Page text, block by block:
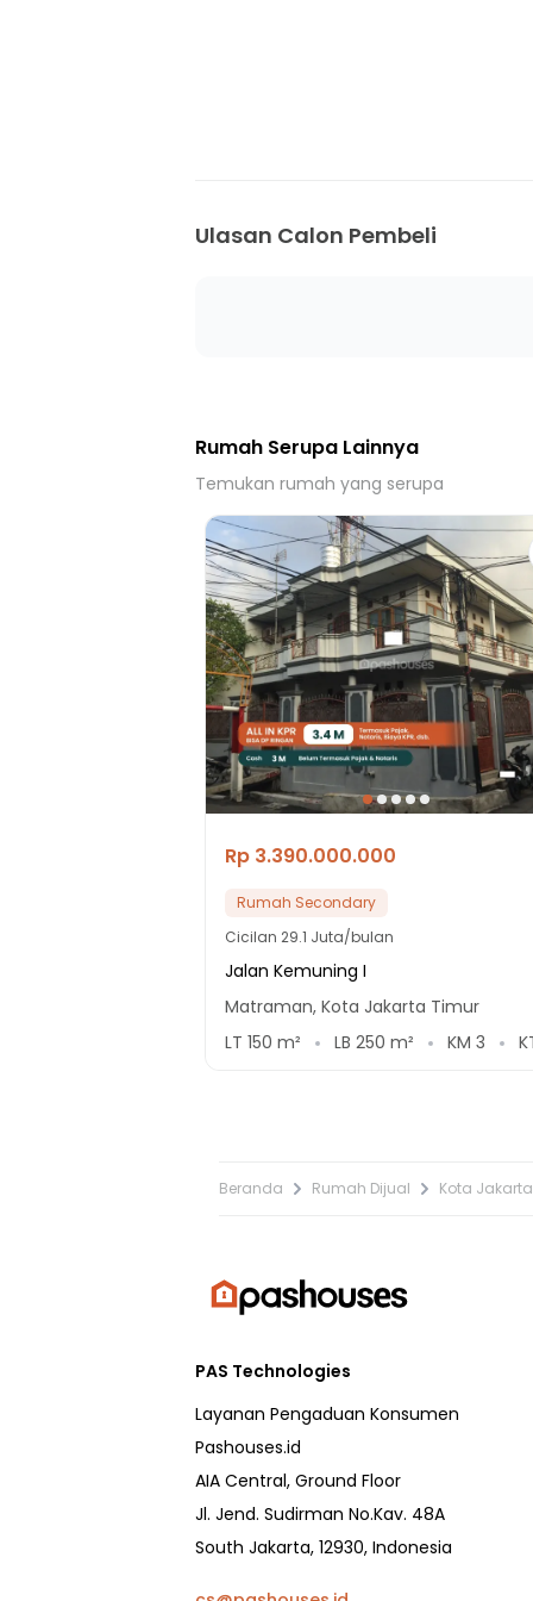
Ulasan Calon Pembeli
Rumah Serupa Lainnya
Temukan rumah yang serupa
Rp 3.390.000.000
Rumah Secondary
Cicilan 29.1 Juta/bulan
Jalan Kemuning I
Matraman, Kota Jakarta Timur
LT 150 m² LB 250 m² KM 3
Beranda Rumah Dijual Kota
PAS Technologies
Layanan Pengaduan Konsumen
Pashouses.id
AIA Central, Ground Floor
Jl. Jend. Sudirman No.Kav. 48A
South Jakarta, 12930, Indonesia